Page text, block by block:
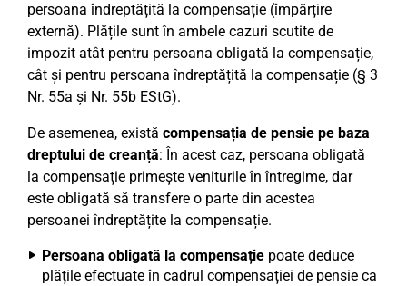
persoana îndreptățită la compensație (împărțire
externă). Plățile sunt în ambele cazuri scutite de
impozit atât pentru persoana obligată la compensație,
cât și pentru persoana îndreptățită la compensație (§ 3
Nr. 55a și Nr. 55b EStG).
De asemenea, există compensația de pensie pe baza
dreptului de creanță: În acest caz, persoana obligată
la compensație primește veniturile în întregime, dar
este obligată să transfere o parte din acestea
persoanei îndreptățite la compensație.
Persoana obligată la compensație poate deduce
plățile efectuate în cadrul compensației de pensie ca